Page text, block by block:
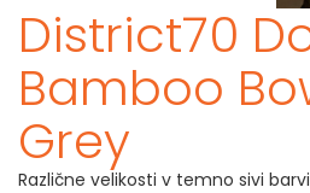
District70
Bamboo
Grey
Različne velikosti v temno sivi barvi